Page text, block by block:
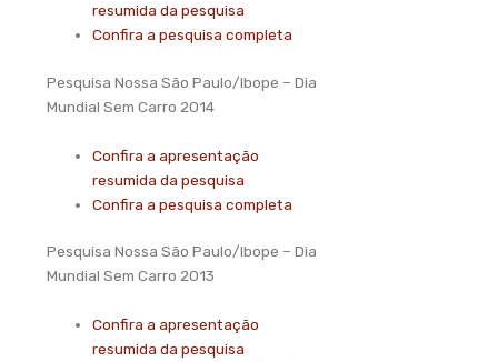
resumida da pesquisa
Confira a pesquisa completa
Pesquisa Nossa São Paulo/Ibope – Dia
Mundial Sem Carro 2014
Confira a apresentação
resumida da pesquisa
Confira a pesquisa completa
Pesquisa Nossa São Paulo/Ibope – Dia
Mundial Sem Carro 2013
Confira a apresentação
resumida da pesquisa